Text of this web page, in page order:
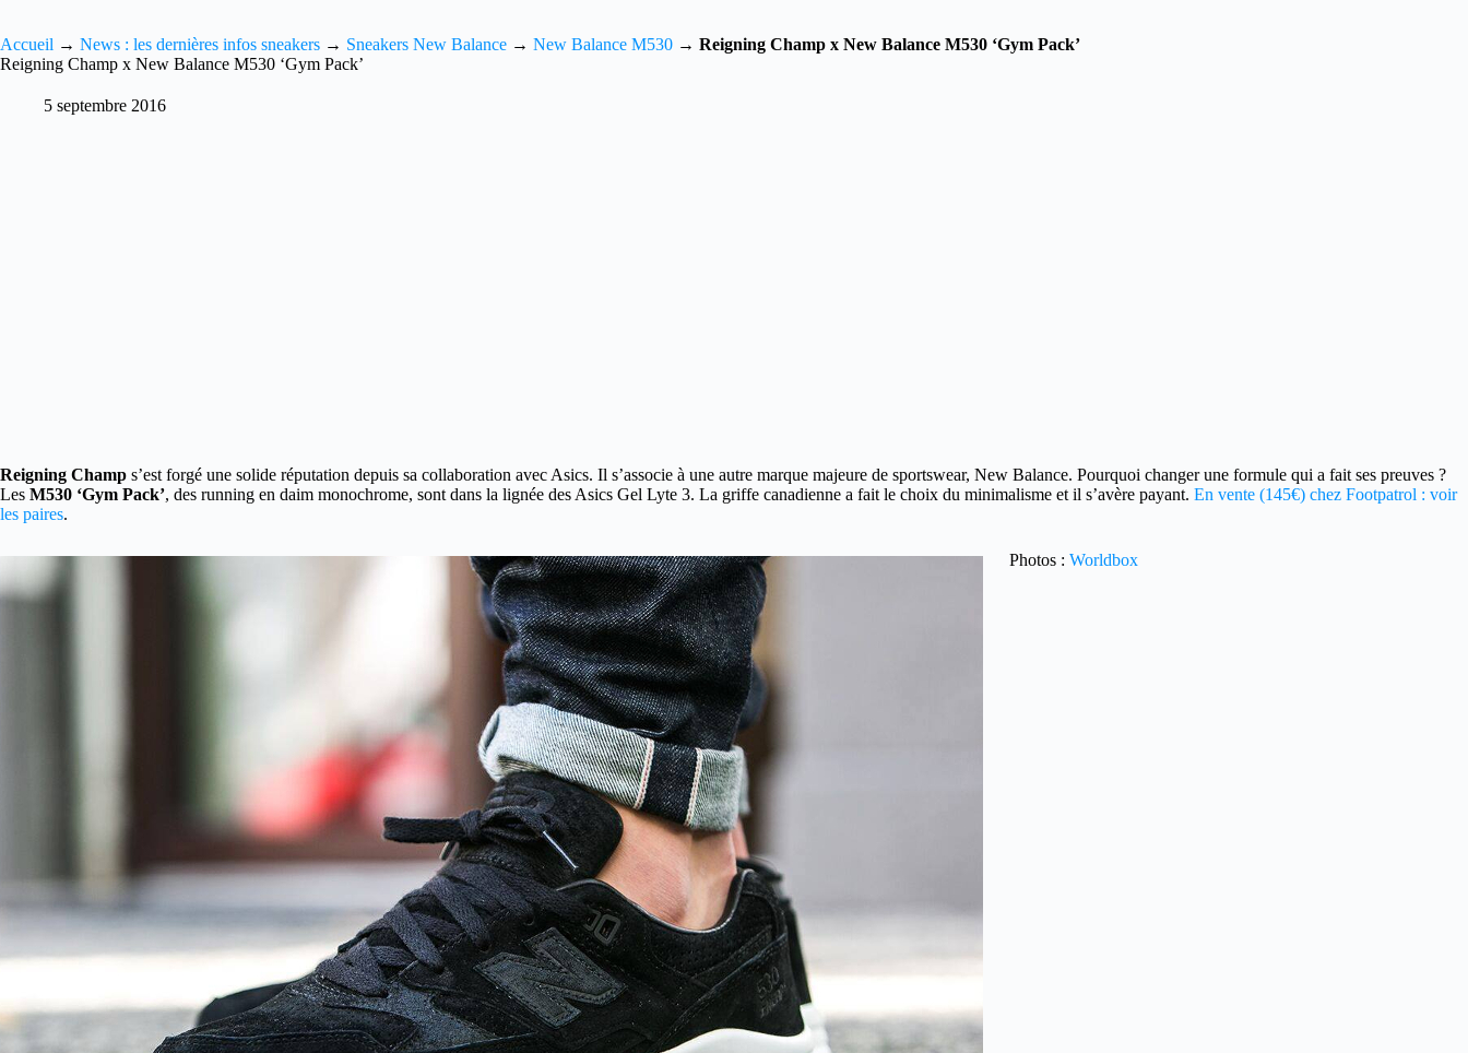
Accueil → News : les dernières infos sneakers → Sneakers New Balance → New Balance M530 → Reigning Champ x New Balance M530 ‘Gym Pack’
Reigning Champ x New Balance M530 ‘Gym Pack’
5 septembre 2016
Reigning Champ s’est forgé une solide réputation depuis sa collaboration avec Asics. Il s’associe à une autre marque majeure de sportswear, New Balance. Pourquoi changer une formule qui a fait ses preuves ?
Les M530 ‘Gym Pack’, des running en daim monochrome, sont dans la lignée des Asics Gel Lyte 3. La griffe canadienne a fait le choix du minimalisme et il s’avère payant. En vente (145€) chez Footpatrol : voir
les paires.
Photos : Worldbox